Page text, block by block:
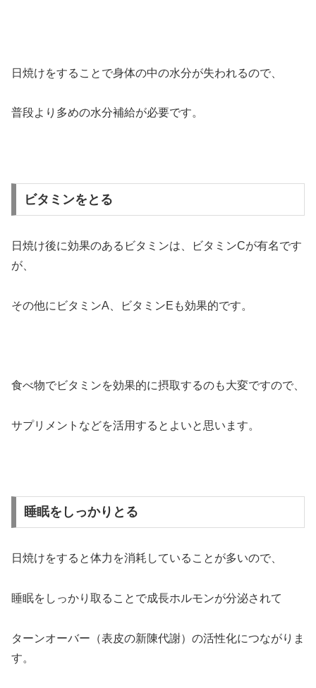
日焼けをすることで身体の中の水分が失われるので、
普段より多めの水分補給が必要です。
ビタミンをとる
日焼け後に効果のあるビタミンは、ビタミンCが有名です
が、
その他にビタミンA、ビタミンEも効果的です。
食べ物でビタミンを効果的に摂取するのも大変ですので、
サプリメントなどを活用するとよいと思います。
睡眠をしっかりとる
日焼けをすると体力を消耗していることが多いので、
睡眠をしっかり取ることで成長ホルモンが分泌されて
ターンオーバー（表皮の新陳代謝）の活性化につながりま
す。